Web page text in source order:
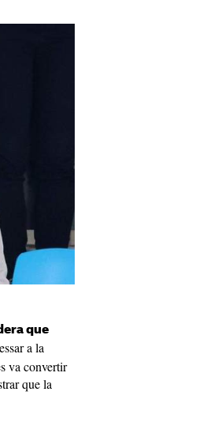
que
a la
va convertir
que la